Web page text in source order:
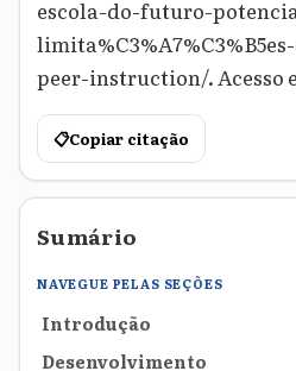
escola-do-futuro-
peer-instruction/. Acesso
📋Copiar citação
Sumário
NAVEGUE PELAS SEÇÕES
Introdução
Desenvolvimento